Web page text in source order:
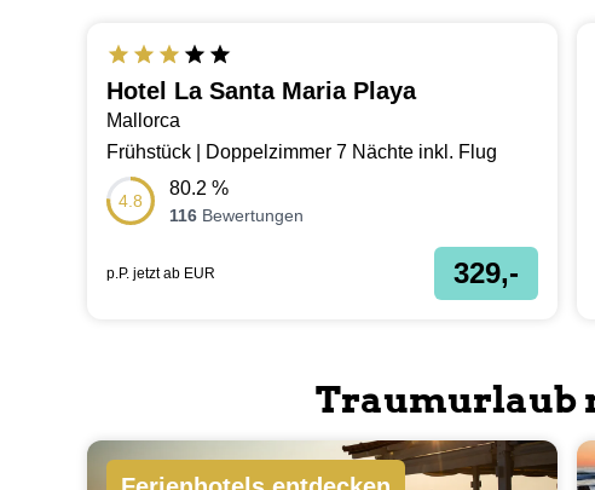
Hotel La Santa Maria Playa
Frühstück | Doppelzimmer 7 Nächte inkl. Flug